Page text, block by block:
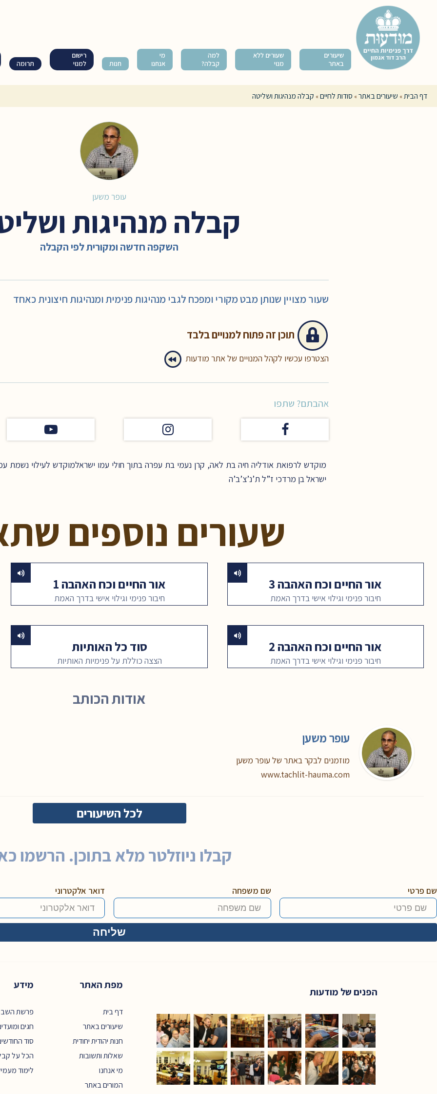
שיעורים
באתר
שעורים ללא
מנוי
למה
קבלה?
מי
אנחנו
חנות
רישום
למנוי
תרומה
דף הבית» שיעורים באתר» סודות לחיים» קבלה מנהיגות ושליטה
עופר משען
קבלה מנהיגות
השקפה חדשה ומקורית לפי הקבלה
שעור מצויין שנותן מבט מקורי ומפכח לגבי מנהיגות פנימית ומנהיגות חיצונית כאחד
תוכן זה פתוח למנויים בלבד
הצטרפו עכשיו לקהל המנויים של אתר מודעות
אהבתם? שתפו
מוקדש לרפואת אודליה חיה בת לאה, קרן נעמי בת עפרה בתוך חולי עמו ישראלמוקדש לעילוי נשמת
ישראל בן מרדכי ז”ל ת’נ’צ’ב’ה
שעורים נוספים
אור החיים וכח האהבה 3
חיבור פנימי וגילוי אישי בדרך האמת
אור החיים וכח האהבה 1
חיבור פנימי וגילוי אישי בדרך האמת
אור החיים וכח האהבה 2
חיבור פנימי וגילוי אישי בדרך האמת
סוד כל האותיות
הצצה כוללת על פנימיות האותיות
אודות הכותב
עופר משען
מוזמנים לבקר באתר של עופר משען
www.tachlit-hauma.com
לכל השיעורים
קבלו ניוזלטר מלא בתוכן. הרשמו
שם פרטי שם משפחה דואר אלקטרוני
מפת האתר
דף בית
שיעורים באתר
חנות יהודית יחודית
שאלות ותשובות
מי אנחנו
המורים באתר
מידע
פרשת
חגים
סוד
הכל על
לימוד
הפנים של מודעות